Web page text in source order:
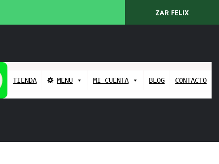
ZAR FELIX
TIENDA MENU MI CUENTA BLOG CONTACTO